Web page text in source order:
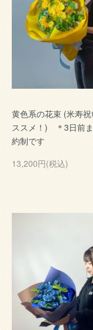
黄色系の花束 (米寿
ススメ！) ＊3日前
約制です
13,200円(税込)